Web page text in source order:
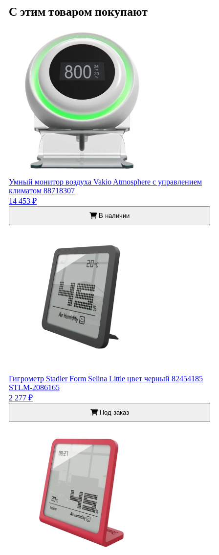
С этим товаром покупают
Умный монитор воздуха Vakio Atmosphere с управлением
климатом 88718307
14 453 ₽
В наличии
Гигрометр Stadler Form Selina Little цвет черный 82454185
STLM-2086165
2 277 ₽
Под заказ